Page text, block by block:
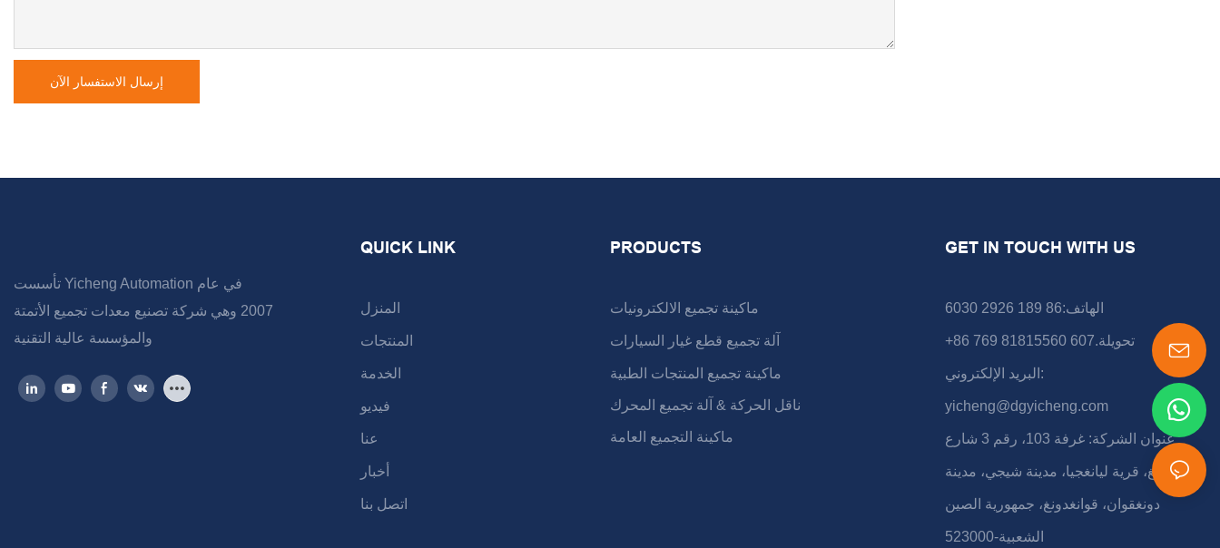
إرسال الاستفسار الآن
تأسست Yicheng Automation في عام
2007 وهي شركة تصنيع معدات تجميع الأتمتة
QUICK LINK
المنزل
المنتجات
الخدمة
فيديو
عنا
أخبار
اتصل بنا
PRODUCTS
ماكينة تجميع الالكترونيات
آلة تجميع قطع غيار السيارات
ماكينة تجميع المنتجات الطبية
ناقل الحركة & آلة تجميع المحرك
ماكينة التجميع العامة
GET IN TOUCH WITH US
الهاتف:86 189 2926 6030
+86 769 81815560 تحويلة.607
البريد الإلكتروني:
yicheng@dgyicheng.com
عنوان الشركة: غرفة 103، رقم 3 شارع
شونشينغ، قرية ليانغجيا، مدينة شيجي، مدينة
دونغقوان، قوانغدونغ، جمهورية الصين
الشعبية-523000